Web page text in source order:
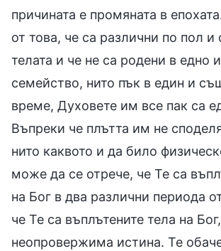
причината е промяната в
от това, че са различни по пол
телата и че не са родени в едно
семейство, нито пък в един и
време, Духовете им все пак са
Въпреки че плътта им не
нито каквото и да било
може да се отрече, че Те са
на Бог в два различни периода
че Те са въплътените тела на
неопровержима истина. Те